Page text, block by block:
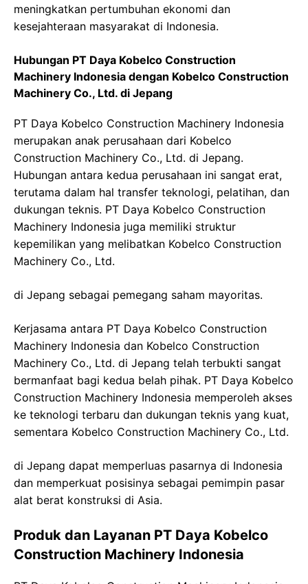
meningkatkan pertumbuhan ekonomi dan
kesejahteraan masyarakat di Indonesia.
Hubungan PT Daya Kobelco Construction
Machinery Indonesia dengan Kobelco Construction
Machinery Co., Ltd. di Jepang
PT Daya Kobelco Construction Machinery Indonesia
merupakan anak perusahaan dari Kobelco
Construction Machinery Co., Ltd. di Jepang.
Hubungan antara kedua perusahaan ini sangat erat,
terutama dalam hal transfer teknologi, pelatihan, dan
dukungan teknis. PT Daya Kobelco Construction
Machinery Indonesia juga memiliki struktur
kepemilikan yang melibatkan Kobelco Construction
Machinery Co., Ltd.
di Jepang sebagai pemegang saham mayoritas.
Kerjasama antara PT Daya Kobelco Construction
Machinery Indonesia dan Kobelco Construction
Machinery Co., Ltd. di Jepang telah terbukti sangat
bermanfaat bagi kedua belah pihak. PT Daya Kobelco
Construction Machinery Indonesia memperoleh akses
ke teknologi terbaru dan dukungan teknis yang kuat,
sementara Kobelco Construction Machinery Co., Ltd.
di Jepang dapat memperluas pasarnya di Indonesia
dan memperkuat posisinya sebagai pemimpin pasar
alat berat konstruksi di Asia.
Produk dan Layanan PT Daya Kobelco
Construction Machinery Indonesia